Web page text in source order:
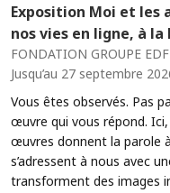
Exposition Moi et les
nos vies en ligne, à la
FONDATION GROUPE EDF
Jusqu’au 27 septembre
Vous êtes observés. Pas
œuvre qui vous répond.
œuvres donnent la parole
s’adressent à nous avec
transforment des images